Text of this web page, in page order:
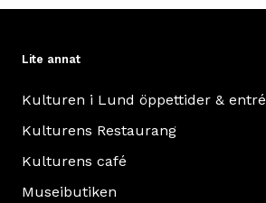
Lite annat
Kulturen i Lund öppettider & entré
Kulturens Restaurang
Kulturens café
Museibutiken